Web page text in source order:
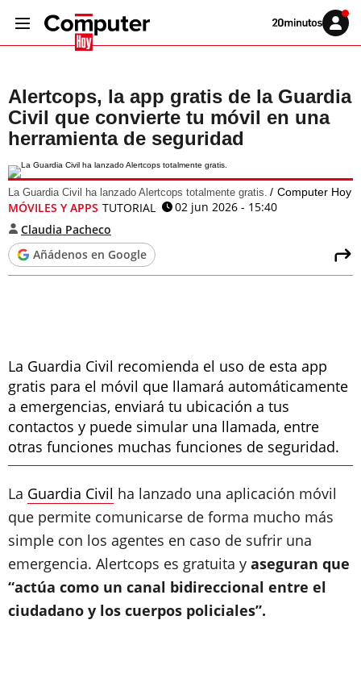
Volver
Iniciar
sesión
Alertcops, la app gratis de la Guardia
Civil que convierte tu móvil en una
herramienta de seguridad
La Guardia Civil ha lanzado Alertcops totalmente gratis. Computer Hoy
MÓVILES Y APPS TUTORIAL
02 jun 2026 - 15:40
Claudia Pacheco
Añádenos en Google
La Guardia Civil recomienda el uso de esta app
gratis para el móvil que llamará automáticamente
a emergencias, enviará tu ubicación a tus
contactos y puede simular una llamada, entre
otras funciones muchas funciones de seguridad.
La Guardia Civil ha lanzado una aplicación móvil
que permite comunicarse de forma mucho más
simple con los agentes en caso de sufrir una
emergencia. Alertcops es gratuita y aseguran que
“actúa como un canal bidireccional entre el
ciudadano y los cuerpos policiales”.